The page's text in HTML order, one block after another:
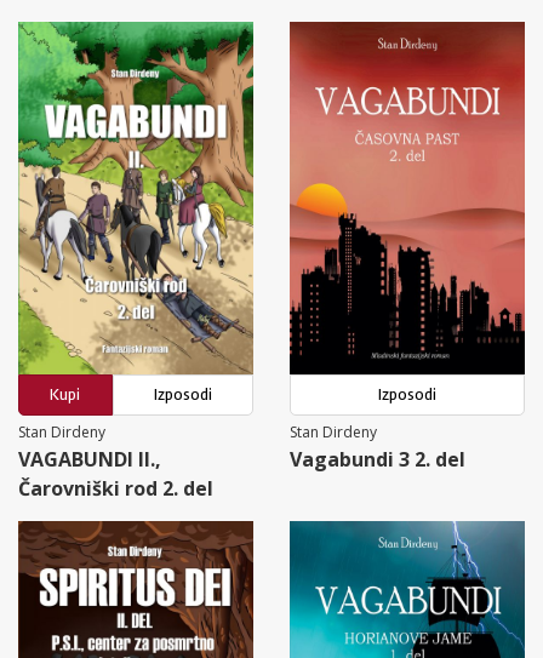
Kupi
Izposodi
Stan Dirdeny
VAGABUNDI II.,
Čarovniški rod 2. del
Izposodi
Stan Dirdeny
Vagabundi 3 2. del